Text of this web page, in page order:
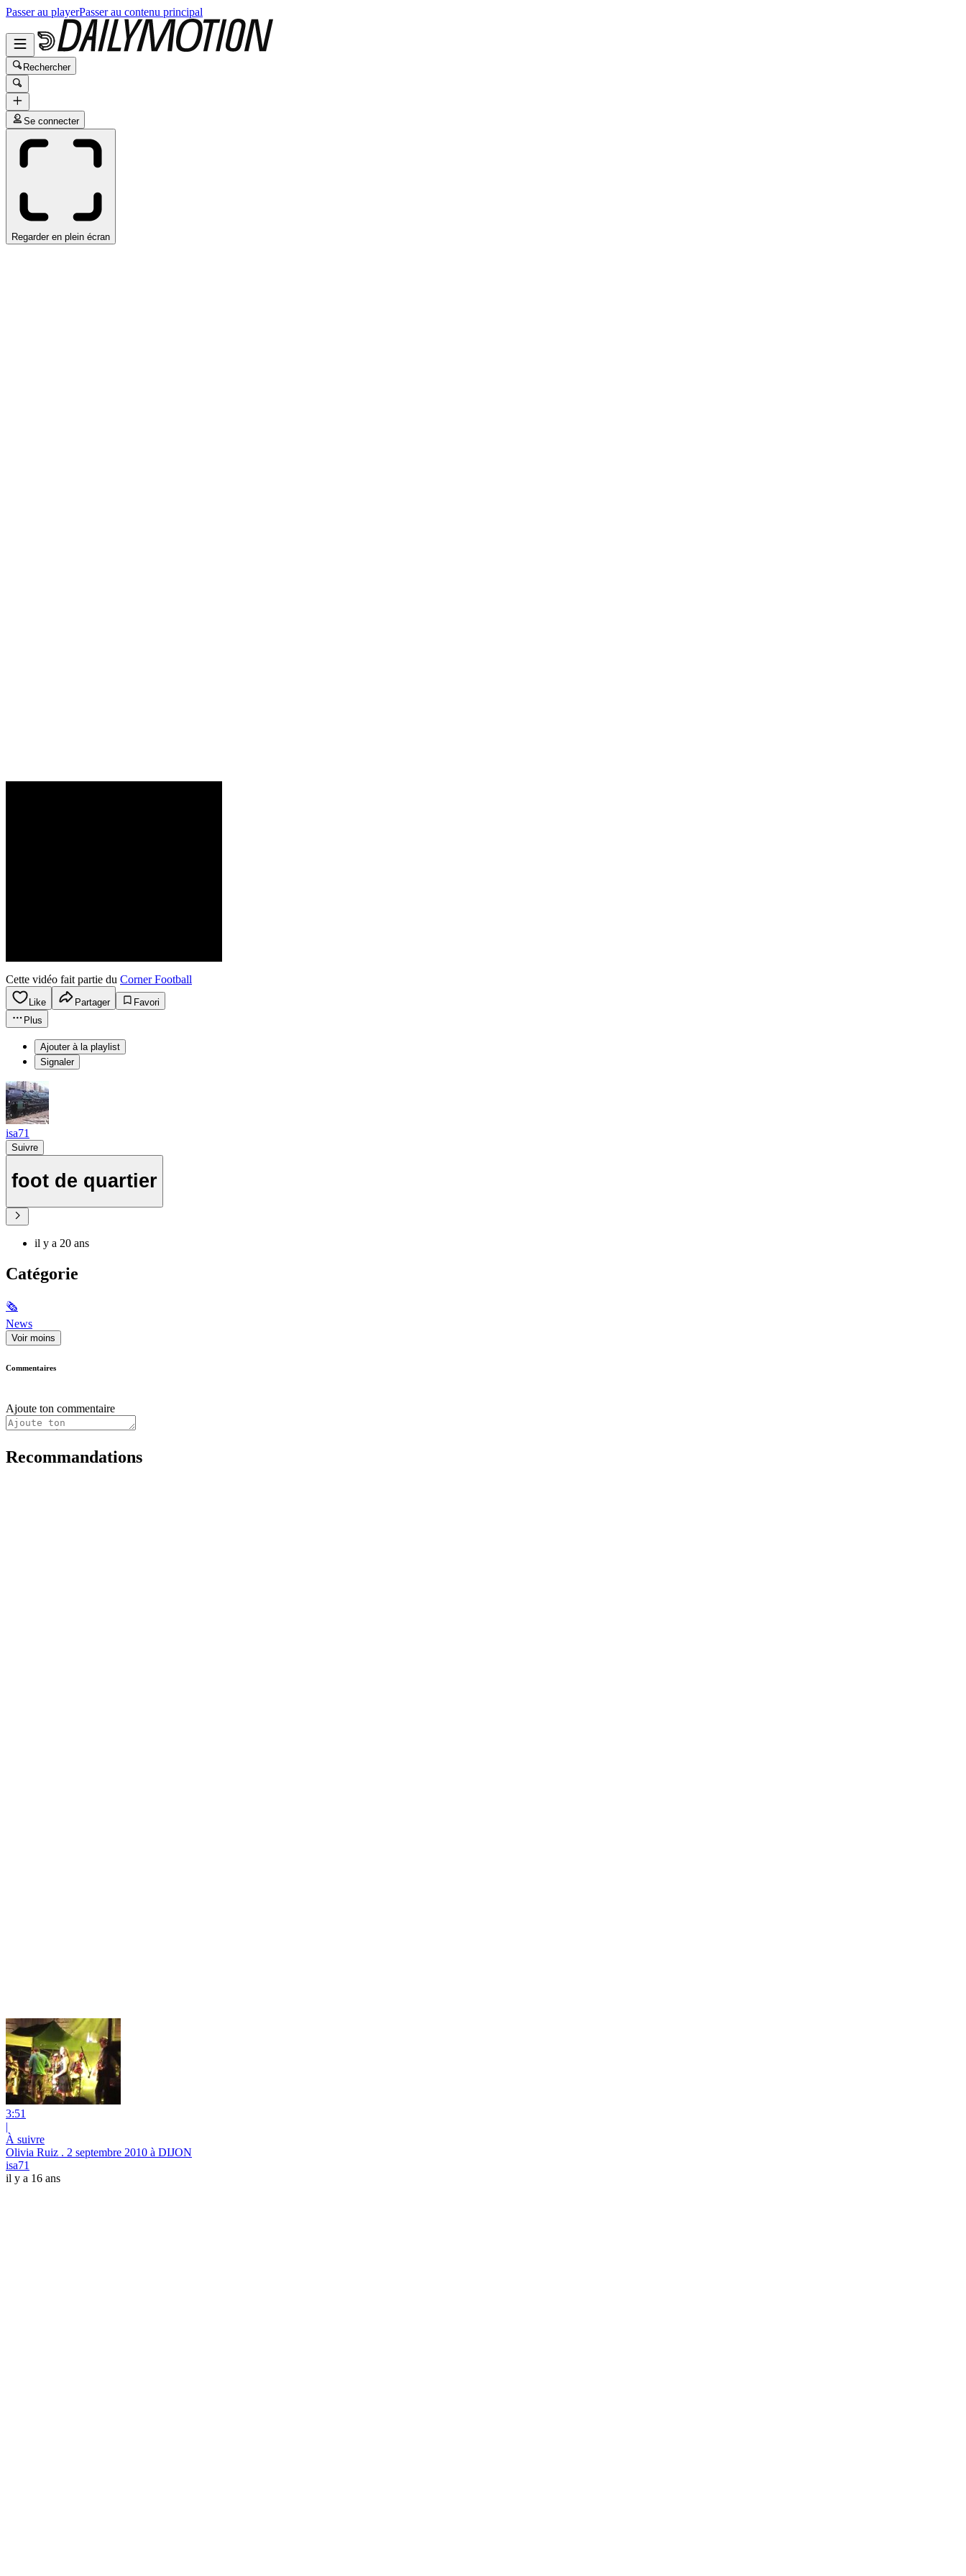
Passer au playerPasser au contenu principal
Rechercher
Se connecter
Regarder en plein écran
Cette vidéo fait partie du Corner Football
Like Partager
Favori
Plus
Ajouter à la playlist
Signaler
isa71
Suivre
foot de quartier
il y a 20 ans
Catégorie
🗞
News
Voir moins
Commentaires
Ajoute ton commentaire
Recommandations
3:51
|
À suivre
Olivia Ruiz . 2 septembre 2010 à DIJON
isa71
il y a 16 ans